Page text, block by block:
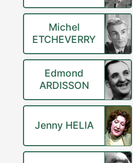
Michel
ETCHEVERRY
Edmond
ARDISSON
Jenny HELIA